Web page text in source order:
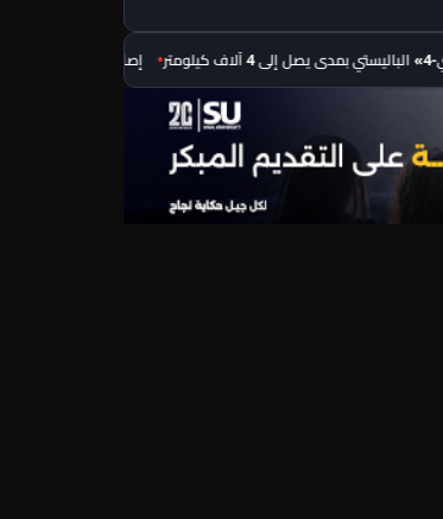
إصابة 11 مدنيًا في نجران جراء هجمات للحوثيين.. بينهم مصريان